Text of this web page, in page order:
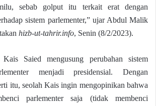
sebab golput itu terkait erat dengan
sistem parlementer,” ujar Abdul Malik
hizb-ut-tahrir.info, Senin (8/2/2023).
Saied mengusung perubahan sistem
menjadi presidensial. Dengan
itu, seolah Kais ingin mengopinikan bahwa
parlementer saja (tidak membenci